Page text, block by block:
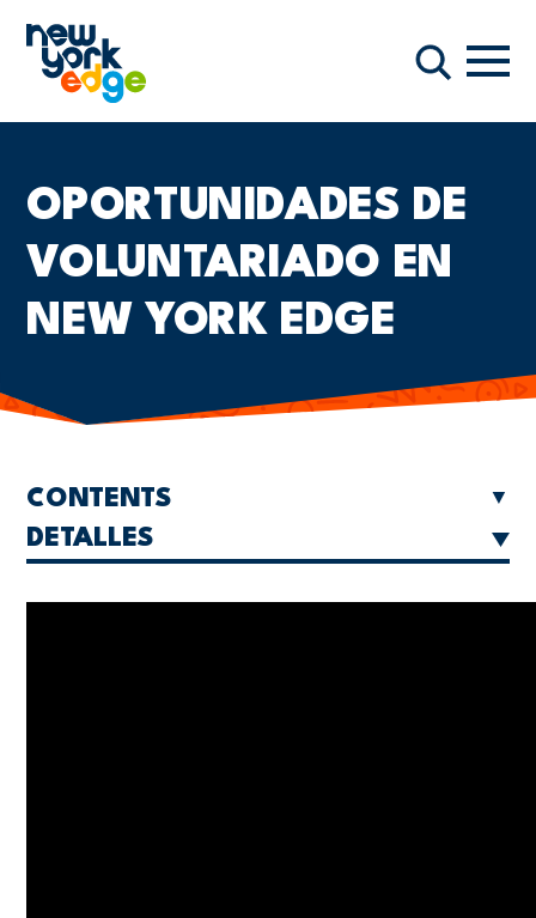
Buscar
OPORTUNIDADES DE
VOLUNTARIADO EN
NEW YORK EDGE
CONTENTS
DETALLES